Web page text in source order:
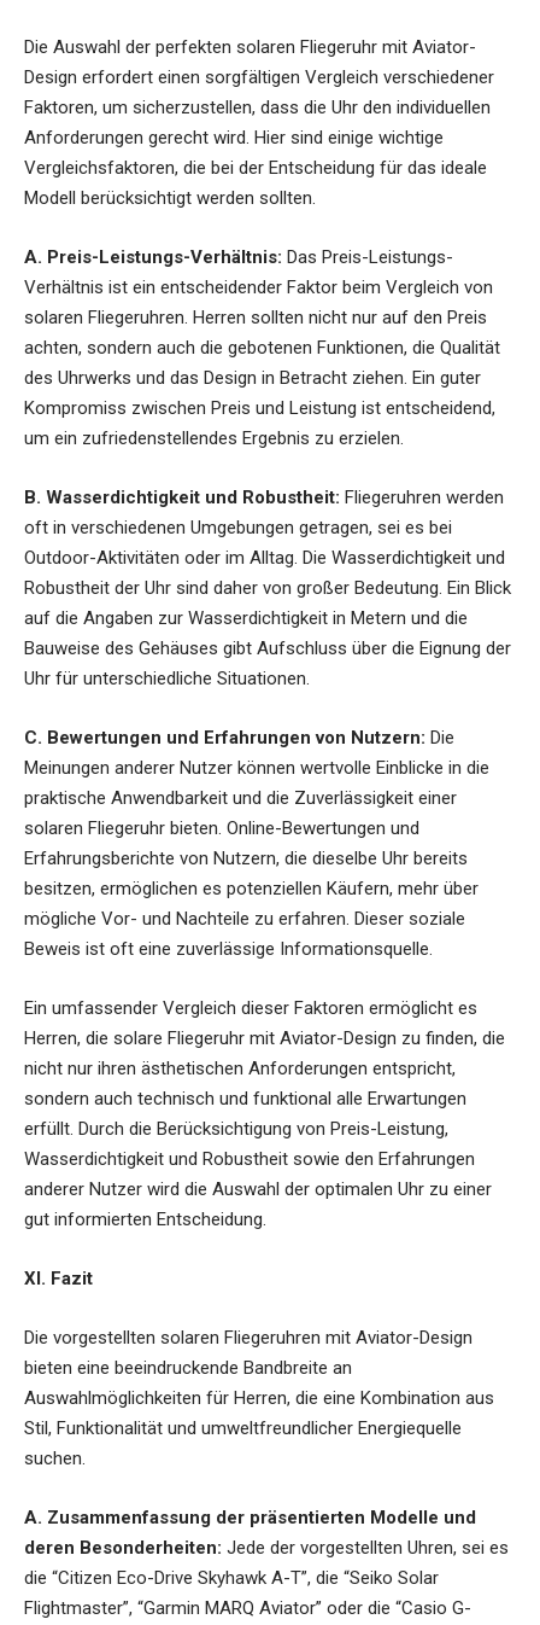
Die Auswahl der perfekten solaren Fliegeruhr mit Aviator-
Design erfordert einen sorgfältigen Vergleich verschiedener
Faktoren, um sicherzustellen, dass die Uhr den individuellen
Anforderungen gerecht wird. Hier sind einige wichtige
Vergleichsfaktoren, die bei der Entscheidung für das ideale
Modell berücksichtigt werden sollten.
A. Preis-Leistungs-Verhältnis: Das Preis-Leistungs-
Verhältnis ist ein entscheidender Faktor beim Vergleich von
solaren Fliegeruhren. Herren sollten nicht nur auf den Preis
achten, sondern auch die gebotenen Funktionen, die Qualität
des Uhrwerks und das Design in Betracht ziehen. Ein guter
Kompromiss zwischen Preis und Leistung ist entscheidend,
um ein zufriedenstellendes Ergebnis zu erzielen.
B. Wasserdichtigkeit und Robustheit: Fliegeruhren werden
oft in verschiedenen Umgebungen getragen, sei es bei
Outdoor-Aktivitäten oder im Alltag. Die Wasserdichtigkeit und
Robustheit der Uhr sind daher von großer Bedeutung. Ein Blick
auf die Angaben zur Wasserdichtigkeit in Metern und die
Bauweise des Gehäuses gibt Aufschluss über die Eignung der
Uhr für unterschiedliche Situationen.
C. Bewertungen und Erfahrungen von Nutzern: Die
Meinungen anderer Nutzer können wertvolle Einblicke in die
praktische Anwendbarkeit und die Zuverlässigkeit einer
solaren Fliegeruhr bieten. Online-Bewertungen und
Erfahrungsberichte von Nutzern, die dieselbe Uhr bereits
besitzen, ermöglichen es potenziellen Käufern, mehr über
mögliche Vor- und Nachteile zu erfahren. Dieser soziale
Beweis ist oft eine zuverlässige Informationsquelle.
Ein umfassender Vergleich dieser Faktoren ermöglicht es
Herren, die solare Fliegeruhr mit Aviator-Design zu finden, die
nicht nur ihren ästhetischen Anforderungen entspricht,
sondern auch technisch und funktional alle Erwartungen
erfüllt. Durch die Berücksichtigung von Preis-Leistung,
Wasserdichtigkeit und Robustheit sowie den Erfahrungen
anderer Nutzer wird die Auswahl der optimalen Uhr zu einer
gut informierten Entscheidung.
XI. Fazit
Die vorgestellten solaren Fliegeruhren mit Aviator-Design
bieten eine beeindruckende Bandbreite an
Auswahlmöglichkeiten für Herren, die eine Kombination aus
Stil, Funktionalität und umweltfreundlicher Energiequelle
suchen.
A. Zusammenfassung der präsentierten Modelle und
deren Besonderheiten: Jede der vorgestellten Uhren, sei es
die “Citizen Eco-Drive Skyhawk A-T”, die “Seiko Solar
Flightmaster”, “Garmin MARQ Aviator” oder die “Casio G-